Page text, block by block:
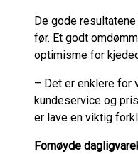
De gode
før. Et godt
optimisme for
– Det er enklere for
kundeservice og
er lave en viktig
Fornøyde